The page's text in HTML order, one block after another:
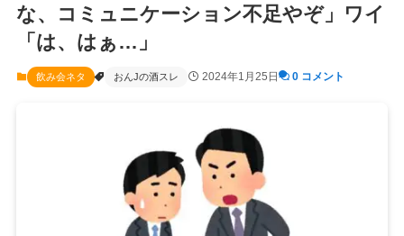
な、コミュニケーション不足やぞ」ワイ
「は、はぁ…」
飲み会ネタ おんJの酒スレ 2024年1月25日 0 コメント